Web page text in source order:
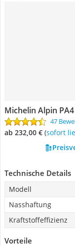
Michelin Alpin PA4
47
ab 232,00 € ( Sofort
Technische Details
Modell
Nasshaftung
Kraftstoffeffizienz
Vorteile